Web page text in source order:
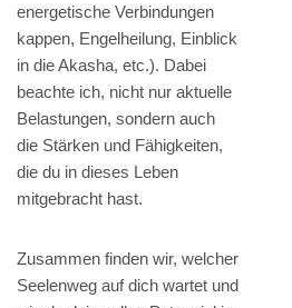
energetische Verbindungen
kappen, Engelheilung, Einblick
in die Akasha, etc.). Dabei
beachte ich, nicht nur aktuelle
Belastungen, sondern auch
die Stärken und Fähigkeiten,
die du in dieses Leben
mitgebracht hast.
Zusammen finden wir, welcher
Seelenweg auf dich wartet und